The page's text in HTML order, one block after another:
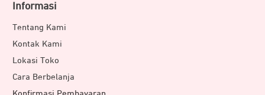
Informasi
Tentang Kami
Kontak Kami
Lokasi Toko
Cara Berbelanja